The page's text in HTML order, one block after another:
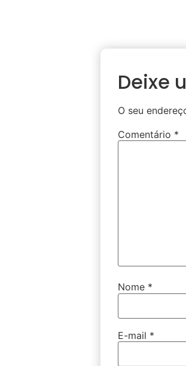
Deixe
O seu
Comentário *
Nome *
E-mail *